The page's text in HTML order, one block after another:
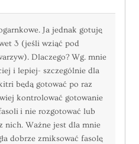
Ja jednak gotuję
3 (jeśli wziąć pod
Dlaczego? Wg. mnie
i lepiej- szczególnie dla
będą gotować po raz
kontrolować gotowanie
i nie rozgotować lub
nich. Ważne jest dla mnie
dobrze zmiksować fasolę